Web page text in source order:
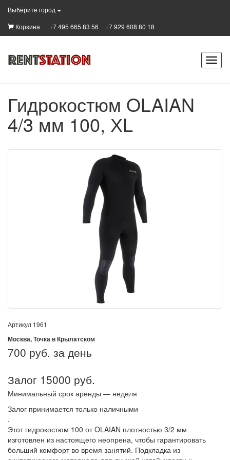
Выберите город
Корзина
+7 495 665 83 56 +7 929 608 80 18
Гидрокостюм OLAIAN
4/3 мм 100, ХL
Артикул 1961
Москва, Точка в Крылатском
700 руб. за день
Залог 15000 руб.
Минимальный срок аренды — неделя
Залог принимается только наличными
.
Этот гидрокостюм 100 от OLAIAN плотностью 3/2 мм
изготовлен из настоящего неопрена, чтобы гарантировать
больший комфорт во время занятий. Подкладка из